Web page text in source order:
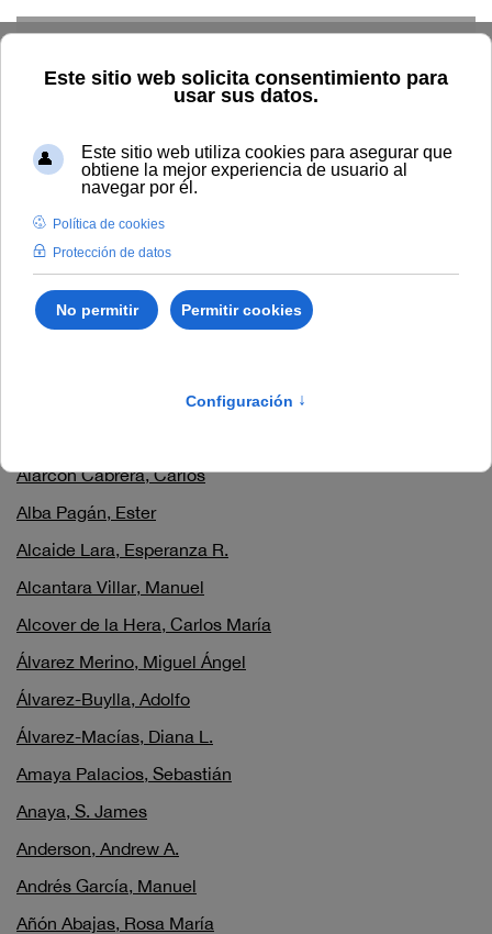
Inicio Vida universitaria
Biblioteca y publicaciones
Publicaciones
Búsqueda por autor
Autores
Universidad Internacional de Andalucía
Águila Flores, José Luis
Alarcón Cabrera, Carlos
Alba Pagán, Ester
Alcaide Lara, Esperanza R.
Alcantara Villar, Manuel
Alcover de la Hera, Carlos María
Álvarez Merino, Miguel Ángel
Álvarez-Buylla, Adolfo
Álvarez-Macías, Diana L.
Amaya Palacios, Sebastián
Anaya, S. James
Anderson, Andrew A.
Andrés García, Manuel
Añón Abajas, Rosa María